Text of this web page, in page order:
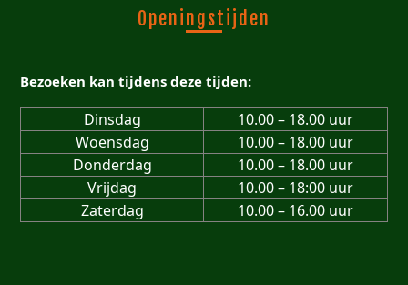
Openingstijden
Bezoeken kan tijdens deze tijden:
Dinsdag
10.00 – 18.00 uur
Woensdag
10.00 – 18.00 uur
Donderdag
10.00 – 18.00 uur
Vrijdag
10.00 – 18:00 uur
Zaterdag
10.00 – 16.00 uur